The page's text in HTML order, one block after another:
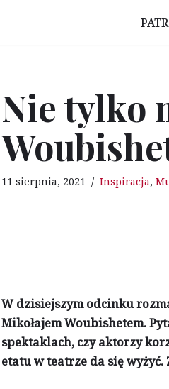
Nie tylko
11 sierpnia, 2021 Inspiracja,
W dzisiejszym odcinku
Mikołajem Woubishetem.
spektaklach, czy aktorzy
etatu w teatrze da się